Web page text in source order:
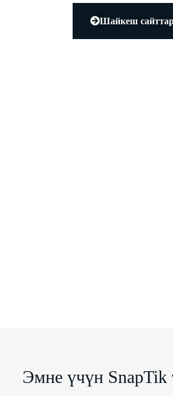
Шайкеш
Эмне үчүн SnapTik